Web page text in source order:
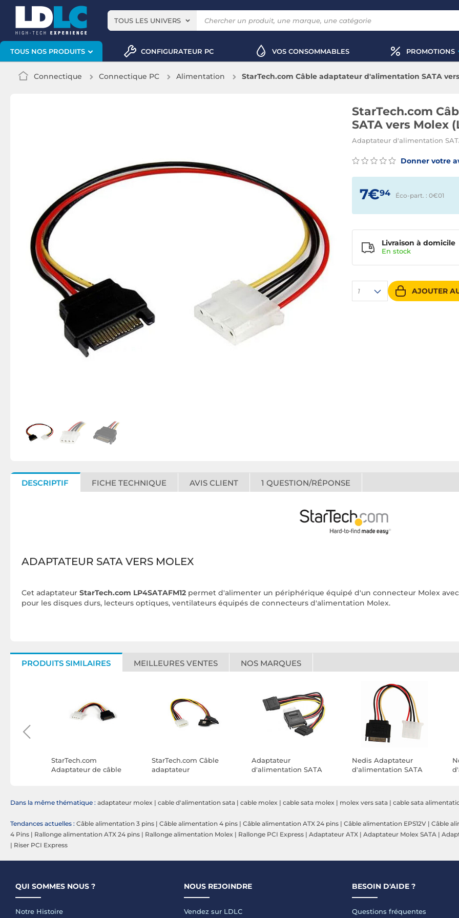
TOUS LES UNIVERS
TOUS NOS PRODUITS CONFIGURATEUR PC VOS CONSOMMABLES PROMOTIONS
Connectique Connectique PC Alimentation StarTech.com Câble adaptateur d'alimentation SATA
StarTech.com
SATA vers Molex
Adaptateur d'alimentation
Donner votre
7€94 Éco-part. : 0€01
1 AJOUTER
Livraison à domicile
En stock
DESCRIPTIF FICHE TECHNIQUE AVIS CLIENT 1 QUESTION/RÉPONSE
ADAPTATEUR SATA VERS MOLEX
Cet adaptateur StarTech.com LP4SATAFM12 permet d'alimenter un périphérique équipé d'un connecteur Molex
pour les disques durs, lecteurs optiques, ventilateurs équipés de connecteurs d'alimentation Molex.
PRODUITS SIMILAIRES MEILLEURES VENTES NOS MARQUES
StarTech.com
Adaptateur de câble
StarTech.com Câble
adaptateur
Adaptateur
d'alimentation SATA
Nedis Adaptateur
d'alimentation SATA
Dans la même thématique : adaptateur molex | cable d'alimentation sata | cable molex | cable sata molex | molex vers sata | cable sata
Tendances actuelles : Câble alimentation 3 pins | Câble alimentation 4 pins | Câble alimentation ATX 24 pins | Câble alimentation EPS12V | Câble
4 Pins | Rallonge alimentation ATX 24 pins | Rallonge alimentation Molex | Rallonge PCI Express | Adaptateur ATX | Adaptateur Molex SATA |
| Riser PCI Express
QUI SOMMES NOUS ?
Notre Histoire
NOUS REJOINDRE
Vendez sur LDLC
BESOIN D'AIDE ?
Questions fréquentes